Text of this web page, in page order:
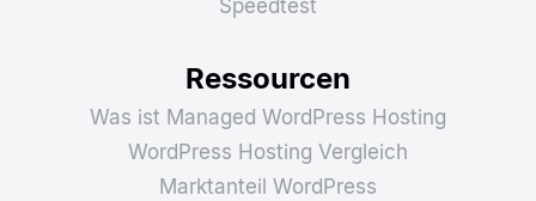
Single WordPress Hosting
Managed Cloud Server
Kostenlose Entwicklung
Domain registrieren
Kostenlose Demo